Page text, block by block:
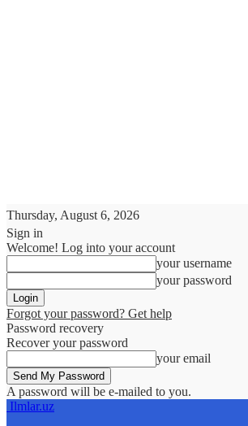
Thursday, August 6, 2026
Sign in
Welcome! Log into your account
your username
your password
Forgot your password? Get help
Password recovery
Recover your password
your email
A password will be e-mailed to you.
Ilmlar.uz